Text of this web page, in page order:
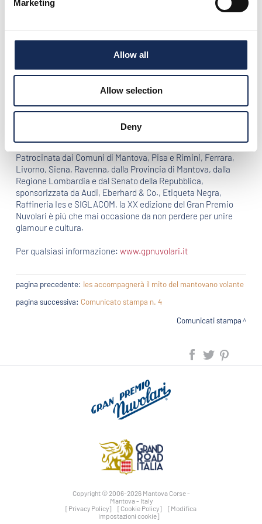
Marketing
Allow all
Allow selection
Deny
Alvis, della Amilcar, della Mercedes, della Fiat e della Lancia.
Nato nel 1954 per commemorare la morte del grande Tazio
Nuvolari, avvenuta a Mantova l'11 luglio dell’anno precedente, il
Gran Premio nel 1991 si è trasformato in rievocazione e nel
Ascari, Moss, Jenkinson, Castellotti, Gendebien e Washer.
del Nord Italia, con partenza e arrivo a Mantova, tappe
intermedie a Pisa e a Rimini e passaggi per Parma, Siena,
Patrocinata dai Comuni di Mantova, Pisa e Rimini, Ferrara,
Livorno, Siena, Ravenna, dalla Provincia di Mantova, dalla
Regione Lombardia e dal Senato della Repubblica,
sponsorizzata da Audi, Eberhard & Co., Etiqueta Negra,
Raffineria Ies e SIGLACOM, la XX edizione del Gran Premio
Nuvolari è più che mai occasione da non perdere per unire
glamour e cultura.
Per qualsiasi informazione: www.gpnuvolari.it
pagina precedente: Ies accompagnerà il mito del mantovano volante
pagina successiva: Comunicato stampa n. 4
Comunicati stampa
Copyright © 2006-2026 Mantova Corse -
Mantova - Italy
[Privacy Policy]
[Cookie Policy]
[Modifica
impostazioni cookie]